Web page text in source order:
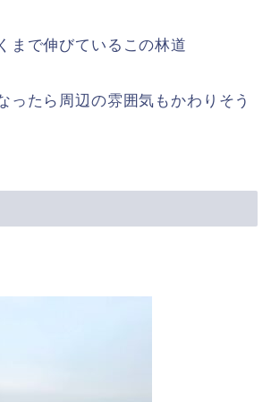
まで伸びているこの林道
ったら周辺の雰囲気もかわりそう